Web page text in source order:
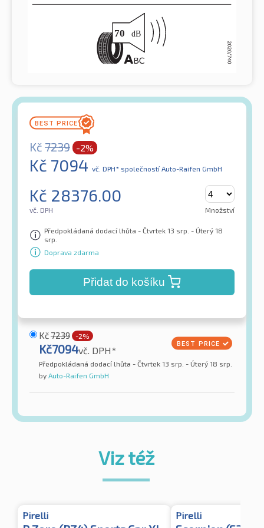
Kč 7239 -2%
Kč 7094 vč. DPH* společností Auto-Raifen GmbH
Kč 28376.00
vč. DPH Množství
Předpokládaná dodací lhůta - Čtvrtek 13 srp. - Úterý 18
srp.
Doprava zdarma
Přidat do košíku
Kč7239 -2%
Kč7094vč. DPH*
Předpokládaná dodací lhůta - Čtvrtek 13 srp. - Úterý 18 srp.
by Auto-Raifen GmbH
Viz též
Pirelli Pirelli